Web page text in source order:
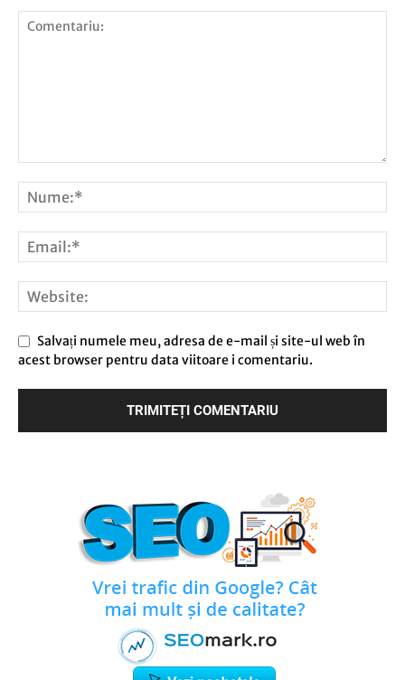
Salvați numele meu, adresa de e-mail și site-ul web în
acest browser pentru data viitoare i comentariu.